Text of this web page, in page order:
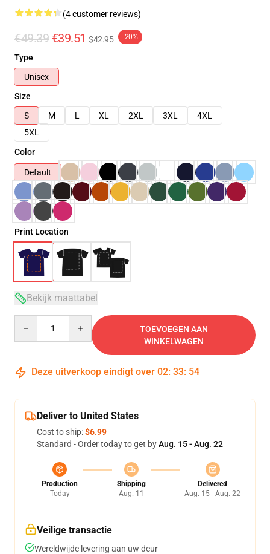
(4 customer reviews)
€49.39 €39.51 $42.95 -20%
Type
Unisex
Size
S
M L XL 2XL 3XL
4XL
5XL
Color
Default
Print Location
Bekijk maattabel
TOEVOEGEN AAN
WINKELWAGEN
Deze uitverkoop eindigt over 02: 33: 54
Deliver to United States
Cost to ship:$6.99
Standard - Order today to get byAug. 15 - Aug. 22
Production
Today
Shipping
Aug. 11
Delivered
Aug. 15 - Aug. 22
Veilige transactie
Wereldwijde levering aan uw deur